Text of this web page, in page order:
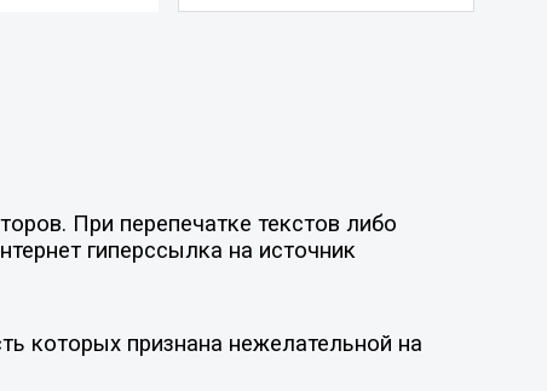
При перепечатке текстов либо
гиперссылка на источник
которых признана нежелательной на